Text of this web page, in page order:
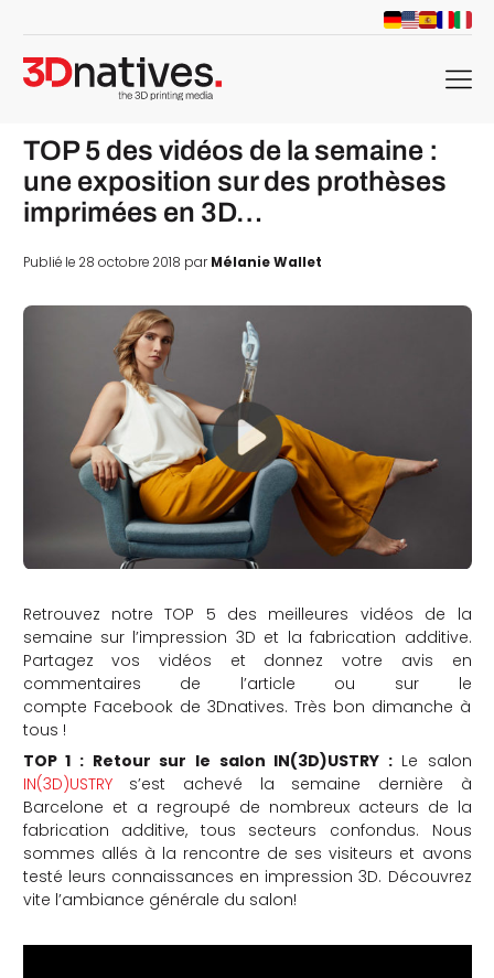
menu
TOP 5 des vidéos de la semaine :
une exposition sur des prothèses
imprimées en 3D…
Publié le 28 octobre 2018 parMélanie Wallet
Retrouvez notre TOP 5 des meilleures vidéos de la
semaine sur l’impression 3D et la fabrication additive.
Partagez vos vidéos et donnez votre avis en
commentaires de l’article ou sur le
compte Facebook de 3Dnatives. Très bon dimanche à
tous !
TOP 1 : Retour sur le salon IN(3D)USTRY : Le salon
IN(3D)USTRYs’est achevé la semaine dernière à
Barcelone et a regroupé de nombreux acteurs de la
fabrication additive, tous secteurs confondus. Nous
sommes allés à la rencontre de ses visiteurs et avons
testé leurs connaissances en impression 3D. Découvrez
vite l’ambiance générale du salon!